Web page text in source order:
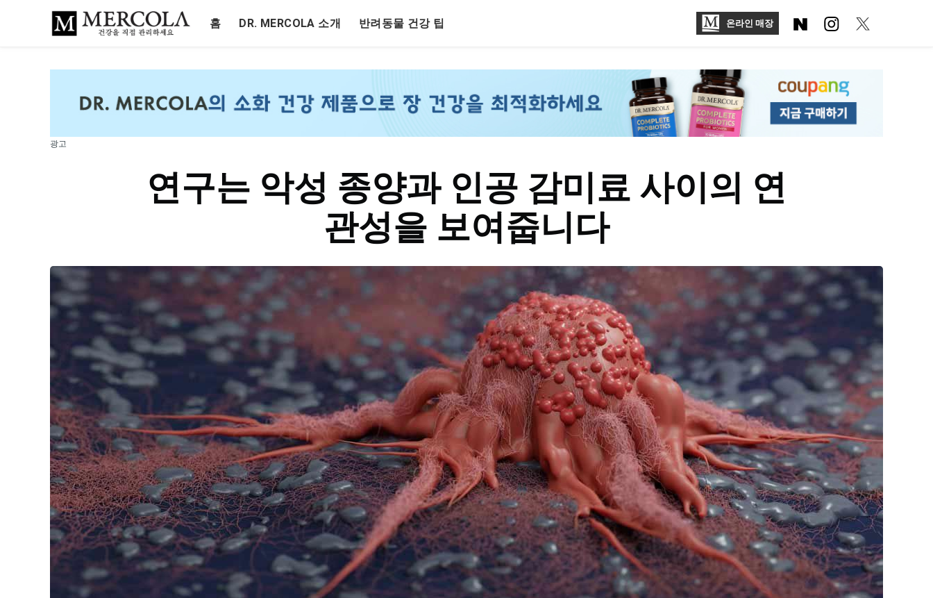
홈 DR. MERCOLA 소개 반려동물 건강 팁 온라인 매장
광고
연구는 악성 종양과 인공 감미료 사이의 연
관성을 보여줍니다